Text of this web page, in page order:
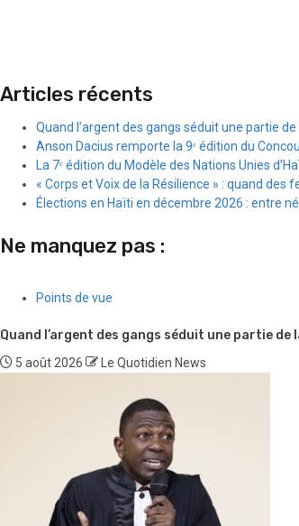
Articles récents
Quand l’argent des gangs séduit une partie
Anson Dacius remporte la 9ᵉ édition du
La 7ᵉ édition du Modèle des Nations Unies
« Corps et Voix de la Résilience » : quand
Élections en Haïti en décembre 2026 : entre
Ne manquez pas :
Points de vue
Quand l’argent des gangs séduit une partie
5 août 2026 Le Quotidien News